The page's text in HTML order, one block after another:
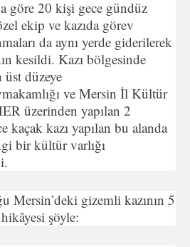
göre 20 kişi gece gündüz
ekip ve kazıda görev
da aynı yerde giderilerek
kesildi. Kazı bölgesinde
düzeye
ve Mersin İl Kültür
üzerinden yapılan 2
kaçak kazı yapılan bu alanda
bir kültür varlığı
Mersin’deki gizemli kazının 5
şöyle: